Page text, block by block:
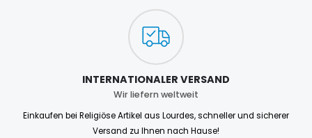
INTERNATIONALER VERSAND
Wir liefern weltweit
Einkaufen bei Religiöse Artikel aus Lourdes, schneller und sicherer
Versand zu Ihnen nach Hause!